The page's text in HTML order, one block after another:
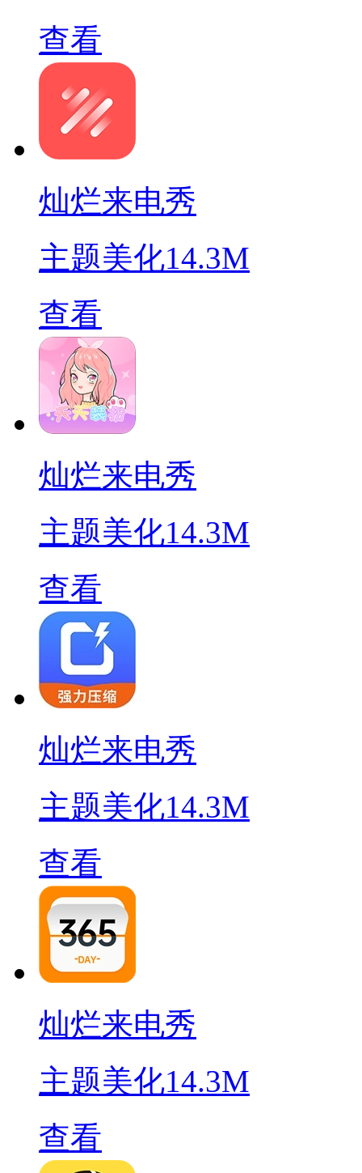
查看
灿烂来电秀
主题美化14.3M
查看
灿烂来电秀
主题美化14.3M
查看
灿烂来电秀
主题美化14.3M
查看
灿烂来电秀
主题美化14.3M
查看